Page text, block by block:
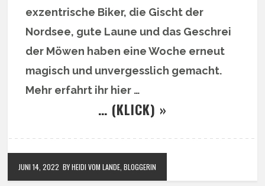
exzentrische Biker, die Gischt der
Nordsee, gute Laune und das Geschrei
der Möwen haben eine Woche erneut
magisch und unvergesslich gemacht.
Mehr erfahrt ihr hier …
… (KLICK) »
JUNI 14, 2022 BY HEIDI VOM LANDE, BLOGGERIN